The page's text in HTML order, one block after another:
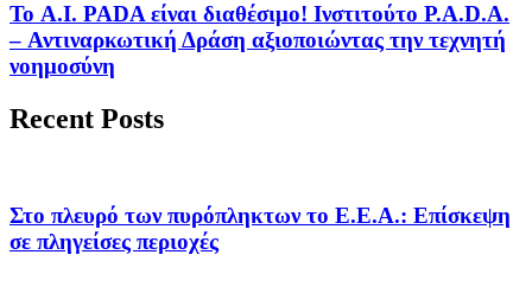
Το A.I. PADA είναι διαθέσιμο! Ινστιτούτο P.A.D.A.
– Αντιναρκωτική Δράση αξιοποιώντας την τεχνητή
νοημοσύνη
Recent Posts
Στο πλευρό των πυρόπληκτων το Ε.Ε.Α.: Επίσκεψη
σε πληγείσες περιοχές